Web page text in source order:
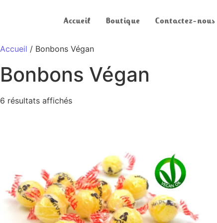
Accueil Boutique Contactez-nous
Accueil / Bonbons Végan
Bonbons Végan
6 résultats affichés